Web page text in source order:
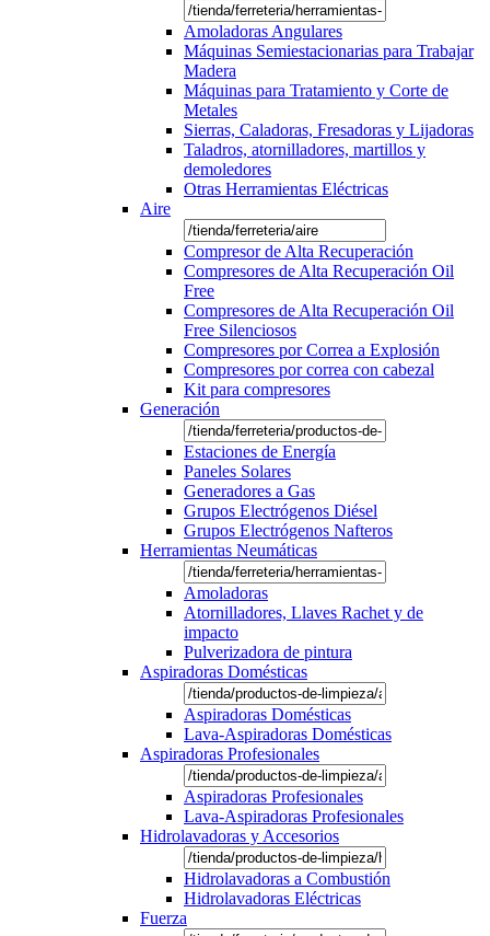
Amoladoras Angulares
Máquinas Semiestacionarias para Trabajar
Madera
Máquinas para Tratamiento y Corte de
Metales
Sierras, Caladoras, Fresadoras y Lijadoras
Taladros, atornilladores, martillos y
demoledores
Otras Herramientas Eléctricas
Aire
Compresor de Alta Recuperación
Compresores de Alta Recuperación Oil
Free
Compresores de Alta Recuperación Oil
Free Silenciosos
Compresores por Correa a Explosión
Compresores por correa con cabezal
Kit para compresores
Generación
Estaciones de Energía
Paneles Solares
Generadores a Gas
Grupos Electrógenos Diésel
Grupos Electrógenos Nafteros
Herramientas Neumáticas
Amoladoras
Atornilladores, Llaves Rachet y de
impacto
Pulverizadora de pintura
Aspiradoras Domésticas
Aspiradoras Domésticas
Lava-Aspiradoras Domésticas
Aspiradoras Profesionales
Aspiradoras Profesionales
Lava-Aspiradoras Profesionales
Hidrolavadoras y Accesorios
Hidrolavadoras a Combustión
Hidrolavadoras Eléctricas
Fuerza